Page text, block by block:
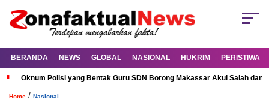
BERANDA NEWS GLOBAL NASIONAL HUKRIM PERISTIWA
Oknum Polisi yang Bentak Guru SDN Borong Makassar Akui Salah dan
Home / Nasional